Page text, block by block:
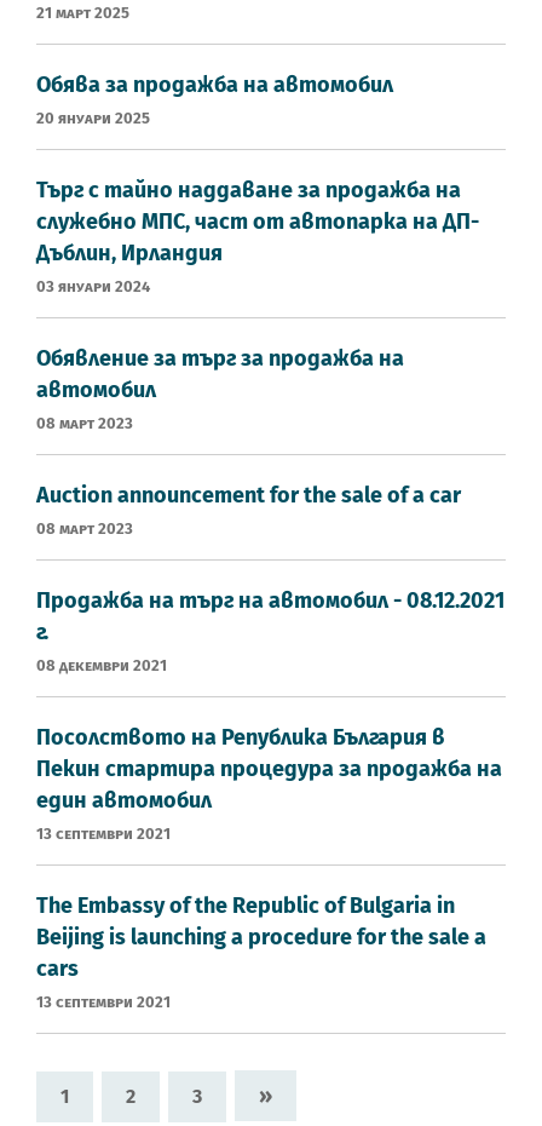
21 Март 2025
Обява за продажба на автомобил
20 Януари 2025
Търг с тайно наддаване за продажба на
служебно МПС, част от автопарка на ДП-
Дъблин, Ирландия
03 Януари 2024
Обявление за търг за продажба на
автомобил
08 Март 2023
Auction announcement for the sale of a car
08 Март 2023
Продажба на търг на автомобил - 08.12.2021
г.
08 Декември 2021
Посолството на Република България в
Пекин стартира процедура за продажба на
един автомобил
13 Септември 2021
The Embassy of the Republic of Bulgaria in
Beijing is launching a procedure for the sale a
cars
13 Септември 2021
1 2 3 »